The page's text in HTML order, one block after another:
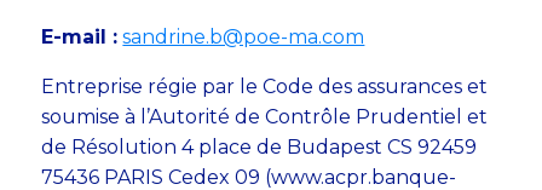
E-mail : sandrine.b@poe-ma.com
Entreprise régie par le Code des assurances et
soumise à l’Autorité de Contrôle Prudentiel et
de Résolution 4 place de Budapest CS 92459
75436 PARIS Cedex 09 (www.acpr.banque-